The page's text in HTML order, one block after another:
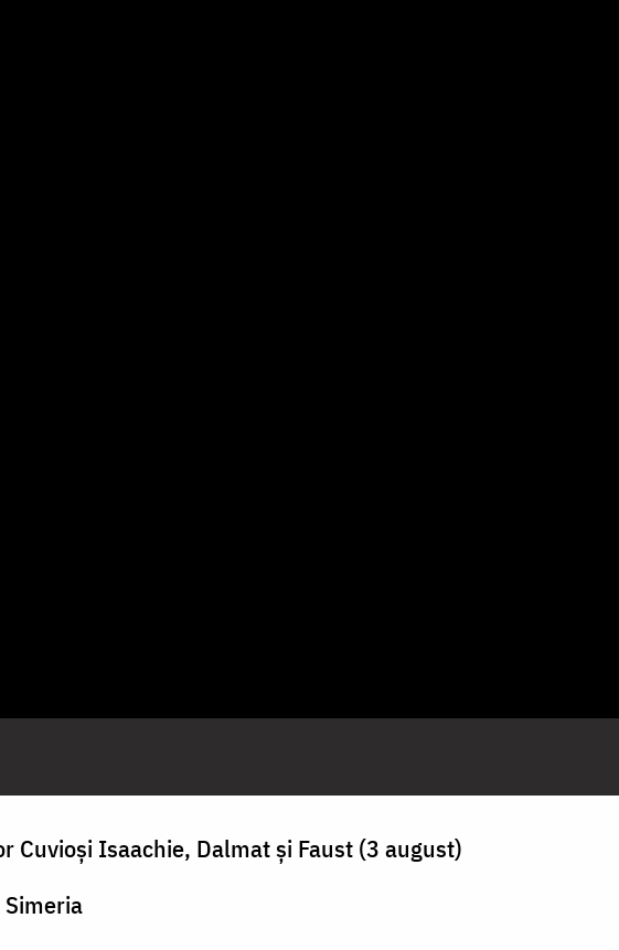
Cuvioși Isaachie, Dalmat și Faust (3 august)